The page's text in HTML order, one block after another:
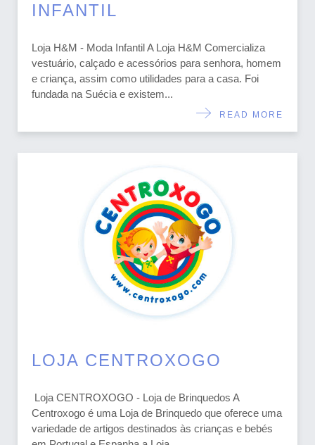
INFANTIL
Loja H&M - Moda Infantil A Loja H&M Comercializa
vestuário, calçado e acessórios para senhora, homem
e criança, assim como utilidades para a casa. Foi
fundada na Suécia e existem...
READ MORE
LOJA CENTROXOGO
Loja CENTROXOGO - Loja de Brinquedos A
Centroxogo é uma Loja de Brinquedo que oferece uma
variedade de artigos destinados às crianças e bebés